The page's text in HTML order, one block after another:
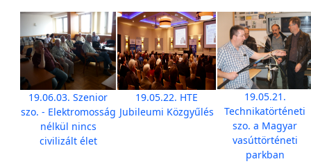
19.06.03. Szenior
szo. - Elektromosság
nélkül nincs
civilizált élet
19.05.22. HTE
Jubileumi Közgyűlés
19.05.21.
Technikatörténeti
szo. a Magyar
vasúttörténeti
parkban